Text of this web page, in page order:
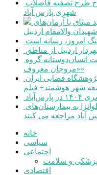
شهری پارس آباد
شهیدان والامقام اردبیل
امروز، رسانه است
اردبیل از مناطق
«مروجان معروف»
شهر هوشمند+ فیلم
آباد مراجعه می کنند
خانه
سیاسی
اجتماعی
پزشکی و سلامت
اقتصادی